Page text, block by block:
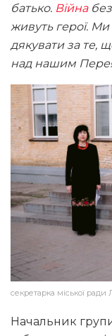
батько. Війна
живуть герої.
дякувати за те,
над нашим
секретарка міської ради
Начальник